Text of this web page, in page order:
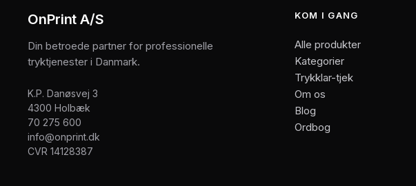
OnPrint A/S
Din betroede partner for professionelle
tryktjenester i Danmark.
K.P. Danøsvej 3
4300 Holbæk
70 275 600
info@onprint.dk
CVR 14128387
KOM I GANG
Alle produkter
Kategorier
Trykklar-tjek
Om os
Blog
Ordbog